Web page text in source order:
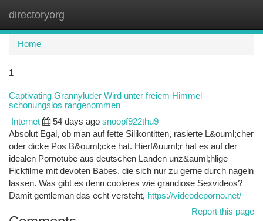
directoryorg
Home
1
Captivating Grannyluder Wird unter freiem Himmel
schonungslos rangenommen
Internet 54 days ago snoopf922thu9
Absolut Egal, ob man auf fette Silikontitten, rasierte L&ouml;cher
oder dicke Pos B&ouml;cke hat. Hierf&uuml;r hat es auf der
idealen Pornotube aus deutschen Landen unz&auml;hlige
Fickfilme mit devoten Babes, die sich nur zu gerne durch nageln
lassen. Was gibt es denn cooleres wie grandiose Sexvideos?
Damit gentleman das echt versteht, https://videodeporno.net/
Report this page